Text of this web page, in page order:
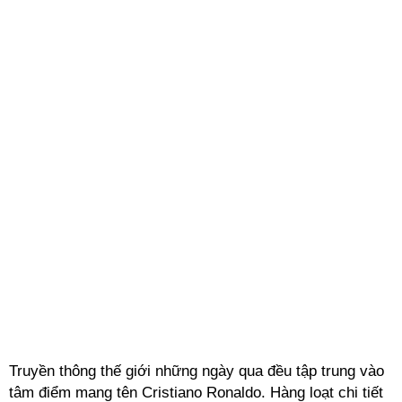
Truyền thông thế giới những ngày qua đều tập trung vào
tâm điểm mang tên Cristiano Ronaldo. Hàng loạt chi tiết